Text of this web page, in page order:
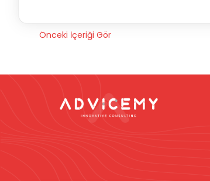
Önceki İçeriği Gör